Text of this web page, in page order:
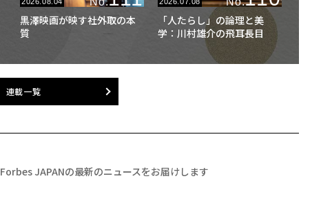
黒澤映画が映す社外取の本
質
「人たらし」の論理と美
学：川村雄介の飛耳長目
連載一覧
Forbes JAPANの最新のニュースをお届けします